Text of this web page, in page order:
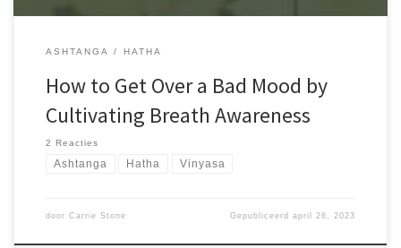
ASHTANGA HATHA
How to Get Over a Bad Mood by
Cultivating Breath Awareness
2 Reacties
Ashtanga Hatha Vinyasa
door Carrie Stone Gepubliceerdapril 26, 2023